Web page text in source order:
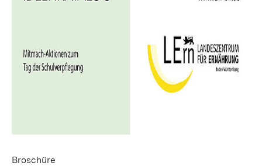
Broschüre